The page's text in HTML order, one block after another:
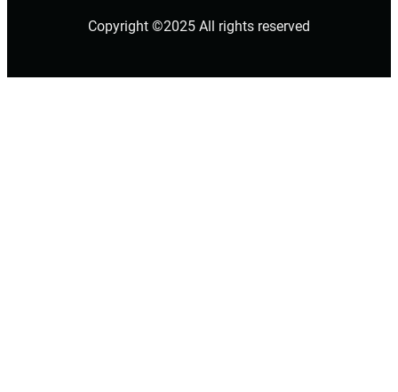
Copyright ©2025 All rights reserved